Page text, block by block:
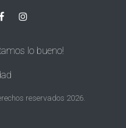
lo bueno!
reservados 2026.